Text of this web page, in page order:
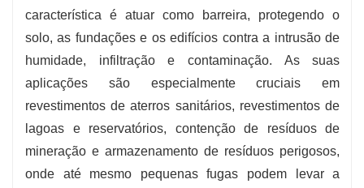
- Garantia de Qualidade dos Geossintéticos
Fabricado sob rigoroso controlo com
materiais licenciados, garantindo um
desempenho constante e positivo.
característica é atuar como barreira, protegendo o
solo, as fundações e os edifícios contra a intrusão de
humidade, infiltração e contaminação. As suas
aplicações são especialmente cruciais em
revestimentos de aterros sanitários, revestimentos de
lagoas e reservatórios, contenção de resíduos de
mineração e armazenamento de resíduos perigosos,
onde até mesmo pequenas fugas podem levar a